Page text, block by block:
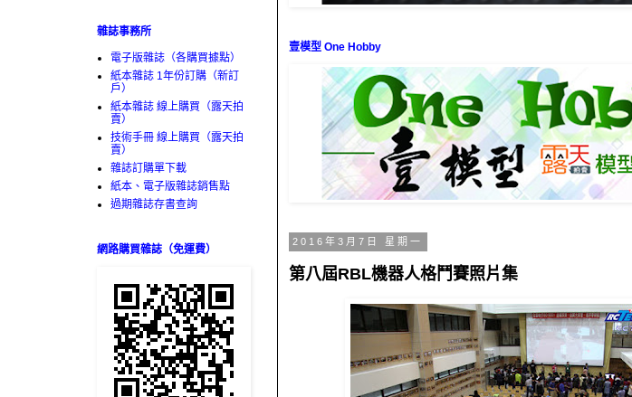
壹模型 One Hobby
2016年3月7日 星期一
第八屆RBL機器人格鬥賽照片集
雜誌事務所
電子版雜誌（各購買據點）
紙本雜誌 1年份訂購（新訂
戶）
紙本雜誌 線上購買（露天拍
賣）
技術手冊 線上購買（露天拍
賣）
雜誌訂購單下載
紙本、電子版雜誌銷售點
過期雜誌存書查詢
網路購買雜誌（免運費）